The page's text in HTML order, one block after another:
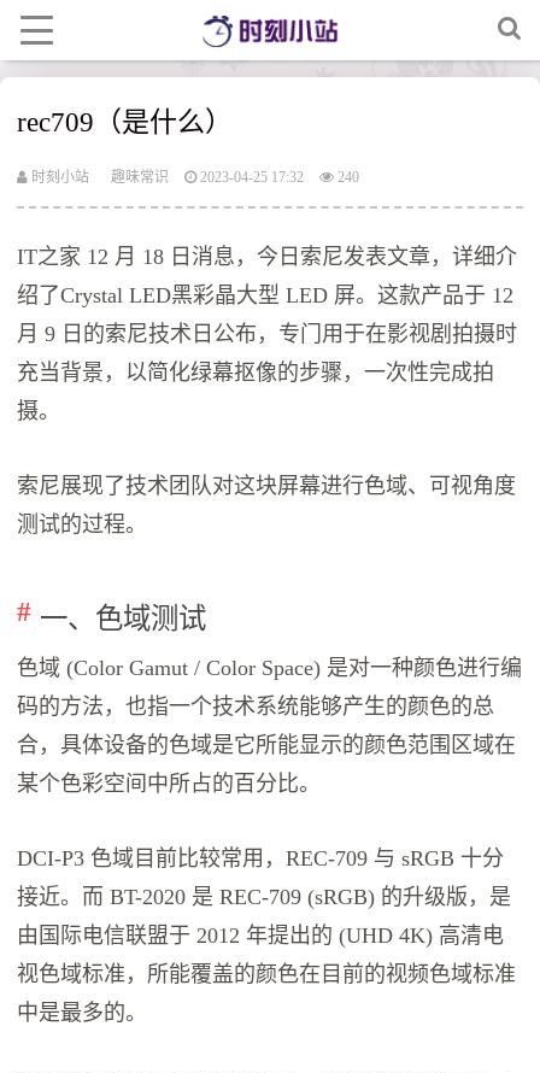
rec709（是什么）
时刻小站 趣味常识 2023-04-25 17:32 240
IT之家 12 月 18 日消息，今日索尼发表文章，详细介
绍了Crystal LED黑彩晶大型 LED 屏。这款产品于 12
月 9 日的索尼技术日公布，专门用于在影视剧拍摄时
充当背景，以简化绿幕抠像的步骤，一次性完成拍
摄。
索尼展现了技术团队对这块屏幕进行色域、可视角度
测试的过程。
一、色域测试
色域 (Color Gamut / Color Space) 是对一种颜色进行编
码的方法，也指一个技术系统能够产生的颜色的总
合，具体设备的色域是它所能显示的颜色范围区域在
某个色彩空间中所占的百分比。
DCI-P3 色域目前比较常用，REC-709 与 sRGB 十分
接近。而 BT-2020 是 REC-709 (sRGB) 的升级版，是
由国际电信联盟于 2012 年提出的 (UHD 4K) 高清电
视色域标准，所能覆盖的颜色在目前的视频色域标准
中是最多的。